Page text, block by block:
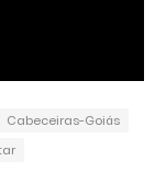
Cabeceiras-Goiás